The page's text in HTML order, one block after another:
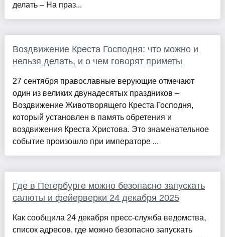
делать – На праз...
Воздвижение Креста Господня: что можно и
нельзя делать, и о чем говорят приметы
27 сентября православные верующие отмечают
один из великих двунадесятых праздников –
Воздвижение Животворящего Креста Господня,
который установлен в память обретения и
воздвижения Креста Христова. Это знаменательное
событие произошло при императоре ...
Где в Петербурге можно безопасно запускать
салюты и фейерверки 24 декабря 2025
Как сообщила 24 декабря пресс-служба ведомства,
список адресов, где можно безопасно запускать